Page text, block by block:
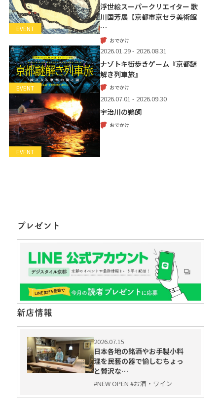
EVENT
浮世絵スーパークリエイター 歌
川国芳展【京都市京セラ美術館
…
おでかけ
EVENT
2026.01.29 - 2026.08.31
ナゾトキ街歩きゲーム『京都謎
解き列車旅』
おでかけ
EVENT
2026.07.01 - 2026.09.30
宇治川の鵜飼
おでかけ
プレゼント
新店情報
2026.07.15
日本各地の銘酒やお手製小料
理を民藝の器で愉しむちょっ
と贅沢な…
#NEW OPEN #お酒・ワイン